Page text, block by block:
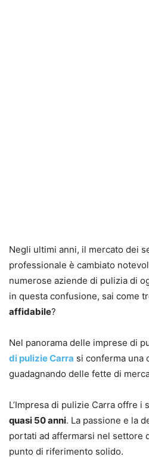
Negli ultimi anni, il mercato dei
professionale è cambiato
numerose aziende di pulizia di
in questa confusione, sai come
affidabile?
Nel panorama delle imprese di
di pulizie Carra si conferma una
guadagnando delle fette di
L’Impresa di pulizie Carra offre i
quasi 50 anni. La passione e la
portati ad affermarsi nel settore
punto di riferimento solido.